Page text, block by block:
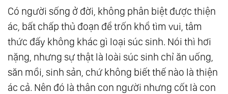
Có người sống ở đời, không phân biệt được thiện
ác, bất chấp thủ đoạn để trốn khổ tìm vui, tâm
thức đấy không khác gì loại súc sinh. Nói thì hơi
nặng, nhưng sự thật là loài súc sinh chỉ ăn uống,
săn mồi, sinh sản, chứ không biết thế nào là thiện
ác cả. Nên đó là thân con người nhưng cốt là con